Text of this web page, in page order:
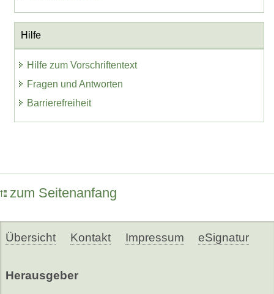
Hilfe
Hilfe zum Vorschriftentext
Fragen und Antworten
Barrierefreiheit
zum Seitenanfang
Übersicht Kontakt Impressum eSignatur
Herausgeber